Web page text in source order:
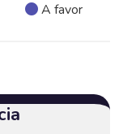
A favor